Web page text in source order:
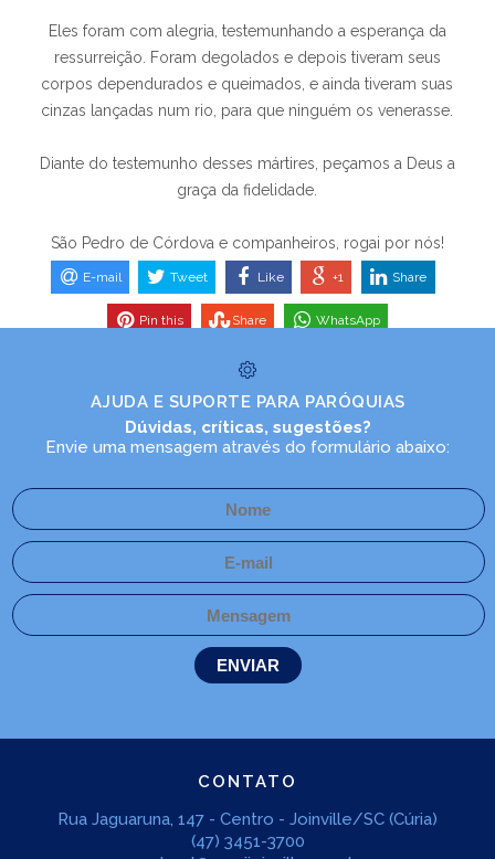
Eles foram com alegria, testemunhando a esperança da
ressurreição. Foram degolados e depois tiveram seus
corpos dependurados e queimados, e ainda tiveram suas
cinzas lançadas num rio, para que ninguém os venerasse.
Diante do testemunho desses mártires, peçamos a Deus a
graça da fidelidade.
São Pedro de Córdova e companheiros, rogai por nós!
E-mail Tweet Like +1 Share
Pin this Share WhatsApp
AJUDA E SUPORTE PARA PARÓQUIAS
Dúvidas, críticas, sugestões?
Envie uma mensagem através do formulário abaixo:
CONTATO
Rua Jaguaruna, 147 - Centro - Joinville/SC (Cúria)
(47) 3451-3700